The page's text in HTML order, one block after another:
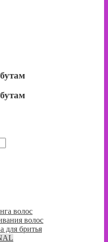
волос
волос
для бритья